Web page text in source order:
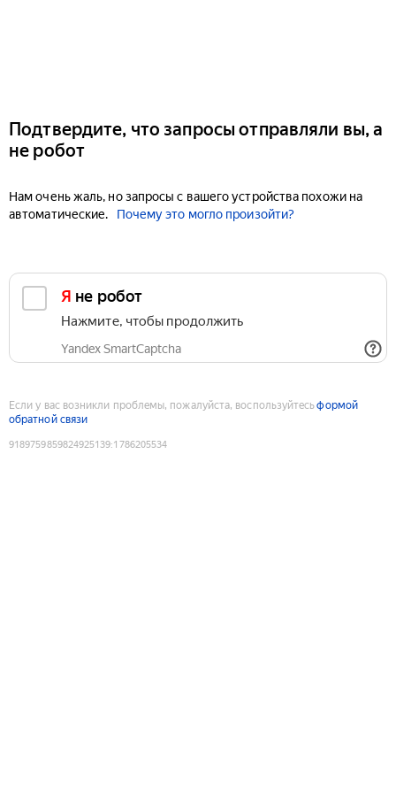
Подтвердите, что запросы отправляли вы, а
не робот
Нам очень жаль, но запросы с вашего устройства похожи на
автоматические.
Почему это могло произойти?
Я не робот
Нажмите, чтобы продолжить
Yandex SmartCaptcha
Если у вас возникли проблемы, пожалуйста, воспользуйтесьформой
обратной связи
9189759859824925139:1786205534